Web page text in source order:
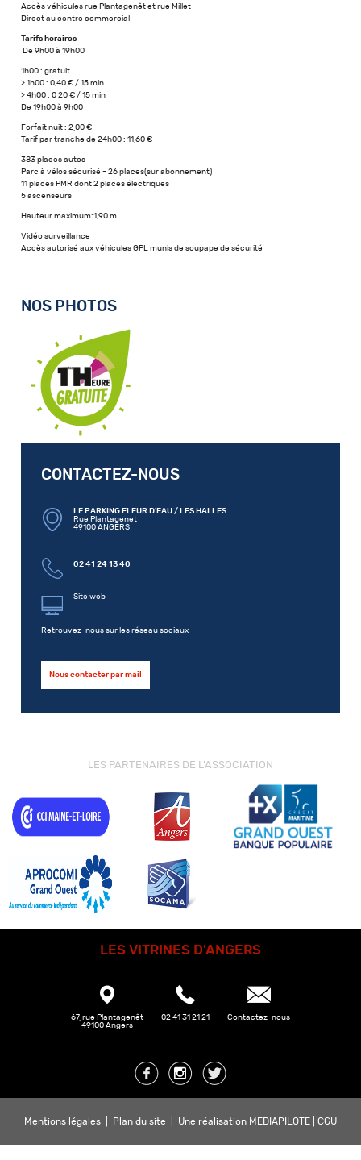
Accès véhicules rue Plantagenêt et rue Millet
Direct au centre commercial
Tarifs horaires
De 9h00 à 19h00
1h00 : gratuit
> 1h00 : 0,40 € / 15 min
> 4h00 : 0,20 € / 15 min
De 19h00 à 9h00
Forfait nuit : 2,00 €
Tarif par tranche de 24h00 : 11,60 €
383 places autos
Parc à vélos sécurisé - 26 places(sur abonnement)
11 places PMR dont 2 places électriques
5 ascenseurs
Hauteur maximum:1,90 m
Vidéo surveillance
Accès autorisé aux véhicules GPL munis de soupape de sécurité
NOS PHOTOS
CONTACTEZ-NOUS
LE PARKING FLEUR D'EAU / LES HALLES
Rue Plantagenet
49100 ANGERS
02 41 24 13 40
Site web
Retrouvez-nous sur les réseau sociaux
Nous contacter par mail
LES PARTENAIRES DE L'ASSOCIATION
LES VITRINES D'ANGERS
67, rue Plantagenêt
49100 Angers
02 41 31 21 21 Contactez-nous
Mentions légales Plan du site Une réalisation MEDIAPILOTE CGU